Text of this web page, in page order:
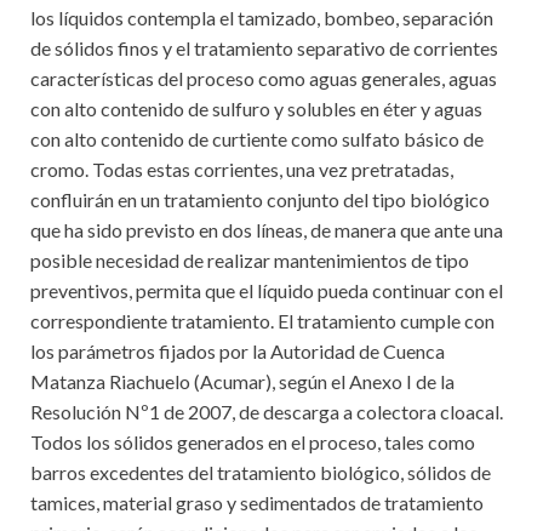
los líquidos contempla el tamizado, bombeo, separación
de sólidos finos y el tratamiento separativo de corrientes
características del proceso como aguas generales, aguas
con alto contenido de sulfuro y solubles en éter y aguas
con alto contenido de curtiente como sulfato básico de
cromo. Todas estas corrientes, una vez pretratadas,
confluirán en un tratamiento conjunto del tipo biológico
que ha sido previsto en dos líneas, de manera que ante una
posible necesidad de realizar mantenimientos de tipo
preventivos, permita que el líquido pueda continuar con el
correspondiente tratamiento. El tratamiento cumple con
los parámetros fijados por la Autoridad de Cuenca
Matanza Riachuelo (Acumar), según el Anexo I de la
Resolución Nº1 de 2007, de descarga a colectora cloacal.
Todos los sólidos generados en el proceso, tales como
barros excedentes del tratamiento biológico, sólidos de
tamices, material graso y sedimentados de tratamiento